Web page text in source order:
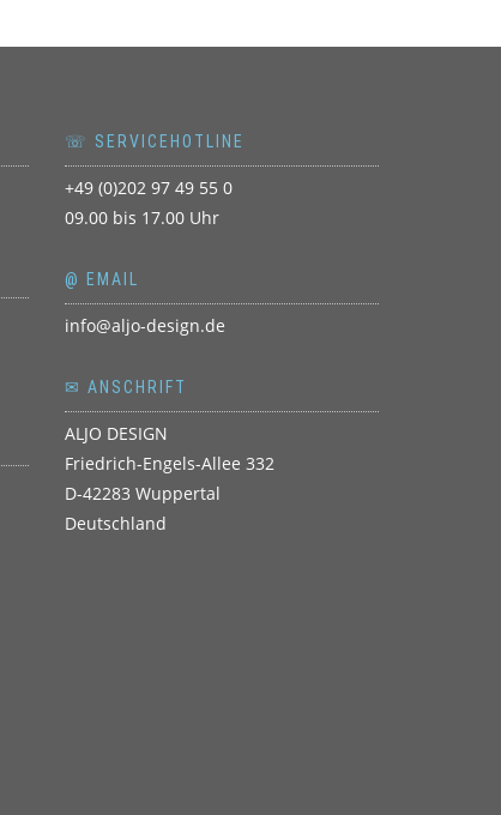
☏ SERVICEHOTLINE
+49 (0)202 97 49 55 0
09.00 bis 17.00 Uhr
@ EMAIL
info@aljo-design.de
✉ ANSCHRIFT
ALJO DESIGN
Friedrich-Engels-Allee 332
D-42283 Wuppertal
Deutschland